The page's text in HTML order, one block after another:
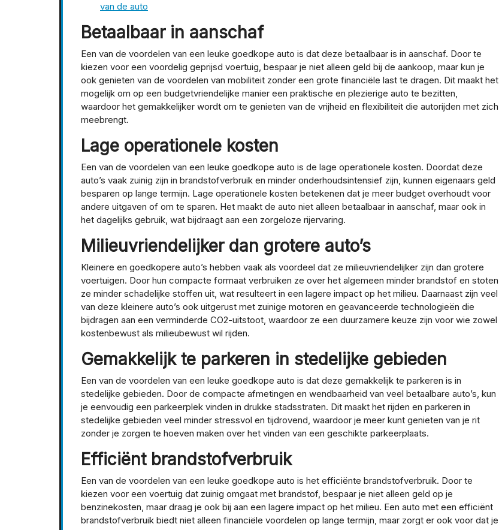
van de auto
Betaalbaar in aanschaf
Een van de voordelen van een leuke goedkope auto is dat deze betaalbaar is in aanschaf. Door te
kiezen voor een voordelig geprijsd voertuig, bespaar je niet alleen geld bij de aankoop, maar kun je
ook genieten van de voordelen van mobiliteit zonder een grote financiële last te dragen. Dit maakt het
mogelijk om op een budgetvriendelijke manier een praktische en plezierige auto te bezitten,
waardoor het gemakkelijker wordt om te genieten van de vrijheid en flexibiliteit die autorijden met zich
meebrengt.
Lage operationele kosten
Een van de voordelen van een leuke goedkope auto is de lage operationele kosten. Doordat deze
auto’s vaak zuinig zijn in brandstofverbruik en minder onderhoudsintensief zijn, kunnen eigenaars geld
besparen op lange termijn. Lage operationele kosten betekenen dat je meer budget overhoudt voor
andere uitgaven of om te sparen. Het maakt de auto niet alleen betaalbaar in aanschaf, maar ook in
het dagelijks gebruik, wat bijdraagt aan een zorgeloze rijervaring.
Milieuvriendelijker dan grotere auto’s
Kleinere en goedkopere auto’s hebben vaak als voordeel dat ze milieuvriendelijker zijn dan grotere
voertuigen. Door hun compacte formaat verbruiken ze over het algemeen minder brandstof en stoten
ze minder schadelijke stoffen uit, wat resulteert in een lagere impact op het milieu. Daarnaast zijn veel
van deze kleinere auto’s ook uitgerust met zuinige motoren en geavanceerde technologieën die
bijdragen aan een verminderde CO2-uitstoot, waardoor ze een duurzamere keuze zijn voor wie zowel
kostenbewust als milieubewust wil rijden.
Gemakkelijk te parkeren in stedelijke gebieden
Een van de voordelen van een leuke goedkope auto is dat deze gemakkelijk te parkeren is in
stedelijke gebieden. Door de compacte afmetingen en wendbaarheid van veel betaalbare auto’s, kun
je eenvoudig een parkeerplek vinden in drukke stadsstraten. Dit maakt het rijden en parkeren in
stedelijke gebieden veel minder stressvol en tijdrovend, waardoor je meer kunt genieten van je rit
zonder je zorgen te hoeven maken over het vinden van een geschikte parkeerplaats.
Efficiënt brandstofverbruik
Een van de voordelen van een leuke goedkope auto is het efficiënte brandstofverbruik. Door te
kiezen voor een voertuig dat zuinig omgaat met brandstof, bespaar je niet alleen geld op je
benzinekosten, maar draag je ook bij aan een lagere impact op het milieu. Een auto met een efficiënt
brandstofverbruik biedt niet alleen financiële voordelen op lange termijn, maar zorgt er ook voor dat je